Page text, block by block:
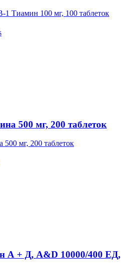
500 мг, 200 таблеток
А + Д, A&D 10000/400 ЕД,